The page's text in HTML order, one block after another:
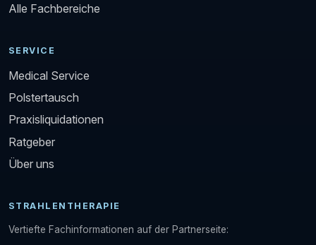
Alle Fachbereiche
SERVICE
Medical Service
Polstertausch
Praxisliquidationen
Ratgeber
Über uns
STRAHLENTHERAPIE
Vertiefte Fachinformationen auf der Partnerseite: